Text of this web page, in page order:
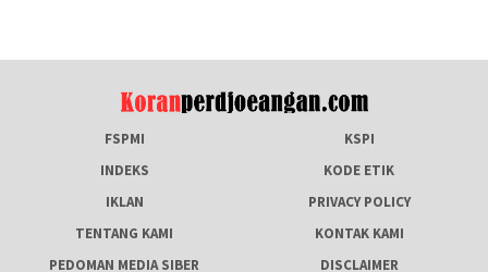
FSPMI
KSPI
INDEKS
KODE ETIK
IKLAN
PRIVACY POLICY
TENTANG KAMI
KONTAK KAMI
PEDOMAN MEDIA SIBER
DISCLAIMER